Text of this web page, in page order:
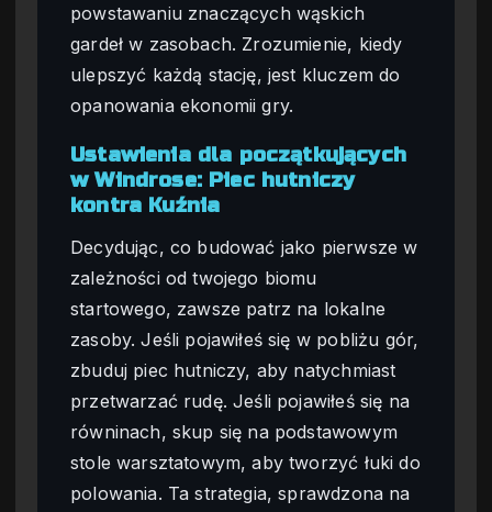
powstawaniu znaczących wąskich
gardeł w zasobach. Zrozumienie, kiedy
ulepszyć każdą stację, jest kluczem do
opanowania ekonomii gry.
Ustawienia dla początkujących
w Windrose: Piec hutniczy
kontra Kuźnia
Decydując, co budować jako pierwsze w
zależności od twojego biomu
startowego, zawsze patrz na lokalne
zasoby. Jeśli pojawiłeś się w pobliżu gór,
zbuduj piec hutniczy, aby natychmiast
przetwarzać rudę. Jeśli pojawiłeś się na
równinach, skup się na podstawowym
stole warsztatowym, aby tworzyć łuki do
polowania. Ta strategia, sprawdzona na